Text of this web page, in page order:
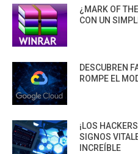
¿MARK OF
CON UN
DESCUBREN
ROMPE EL
¡LOS
SIGNOS
INCREÍBLE